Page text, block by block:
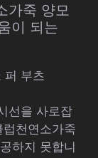
가죽 양모
이 되는
퍼 부츠
선을 사로잡
천연소가죽
하지 못합니